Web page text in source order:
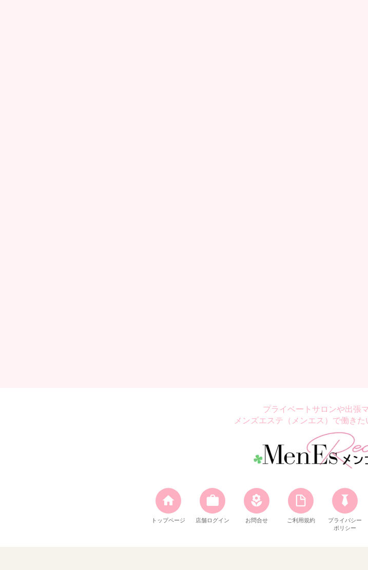
プライベートサロンや出張
メンズエステ（メンエス）で働きた
トップページ 店舗ログイン お問合せ ご利用規約
プライバシー
ポリシー